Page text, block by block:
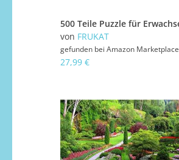
von FRUKAT
gefunden bei Amazon Marketplace
27,99 €